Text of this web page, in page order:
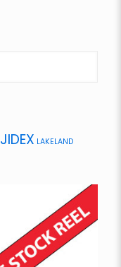
JIDEX LAKELAND